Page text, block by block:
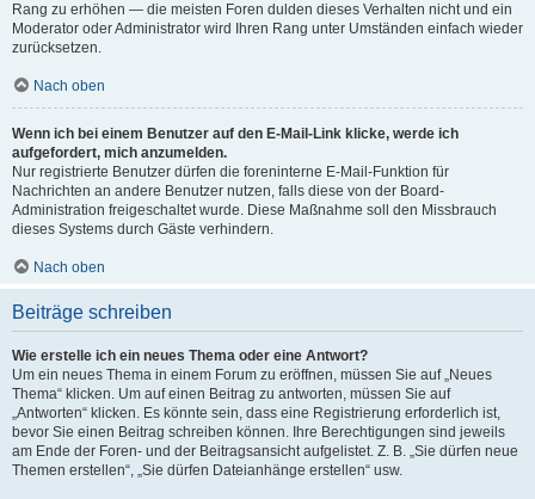
Rang zu erhöhen — die meisten Foren dulden dieses Verhalten nicht und ein
Moderator oder Administrator wird Ihren Rang unter Umständen einfach wieder
zurücksetzen.
Nach oben
Wenn ich bei einem Benutzer auf den E-Mail-Link klicke, werde ich
aufgefordert, mich anzumelden.
Nur registrierte Benutzer dürfen die foreninterne E-Mail-Funktion für
Nachrichten an andere Benutzer nutzen, falls diese von der Board-
Administration freigeschaltet wurde. Diese Maßnahme soll den Missbrauch
dieses Systems durch Gäste verhindern.
Nach oben
Beiträge schreiben
Wie erstelle ich ein neues Thema oder eine Antwort?
Um ein neues Thema in einem Forum zu eröffnen, müssen Sie auf „Neues
Thema“ klicken. Um auf einen Beitrag zu antworten, müssen Sie auf
„Antworten“ klicken. Es könnte sein, dass eine Registrierung erforderlich ist,
bevor Sie einen Beitrag schreiben können. Ihre Berechtigungen sind jeweils
am Ende der Foren- und der Beitragsansicht aufgelistet. Z. B. „Sie dürfen neue
Themen erstellen“, „Sie dürfen Dateianhänge erstellen“ usw.